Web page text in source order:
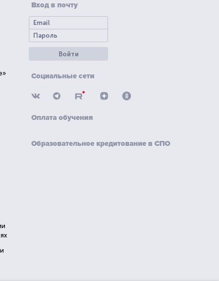
Вход в почту
Войти
Социальные сети
Оплата обучения
Образовательное кредитование в СПО